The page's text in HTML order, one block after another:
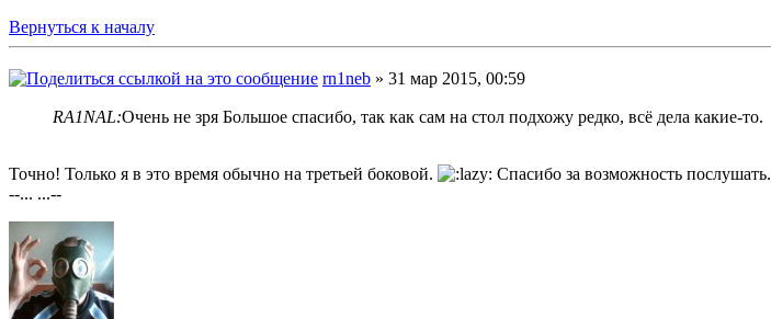
Вернуться к началу
rn1neb » 31 мар 2015, 00:59
RA1NAL:Очень не зря Большое спасибо, так как сам на стол подхожу редко, всё дела какие-то.
Точно! Только я в это время обычно на третьей боковой.
Спасибо за возможность послушать.
--... ...--